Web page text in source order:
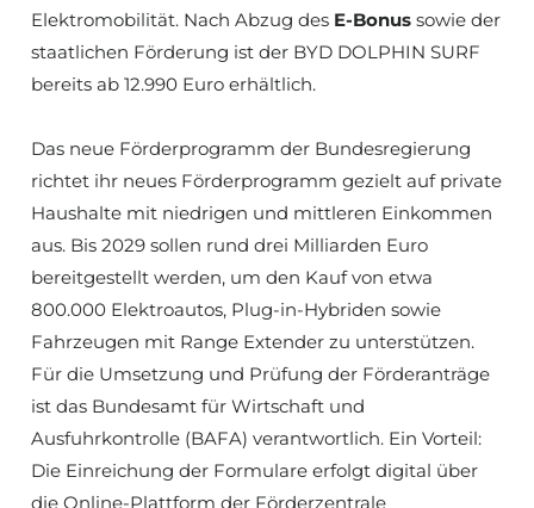
Elektromobilität. Nach Abzug des E‑Bonus sowie der
staatlichen Förderung ist der BYD DOLPHIN SURF
bereits ab 12.990 Euro erhältlich.
Das neue Förderprogramm der Bundesregierung
richtet ihr neues Förderprogramm gezielt auf private
Haushalte mit niedrigen und mittleren Einkommen
aus. Bis 2029 sollen rund drei Milliarden Euro
bereitgestellt werden, um den Kauf von etwa
800.000 Elektroautos, Plug-in-Hybriden sowie
Fahrzeugen mit Range Extender zu unterstützen.
Für die Umsetzung und Prüfung der Förderanträge
ist das Bundesamt für Wirtschaft und
Ausfuhrkontrolle (BAFA) verantwortlich. Ein Vorteil:
Die Einreichung der Formulare erfolgt digital über
dieOnline-Plattform der Förderzentrale